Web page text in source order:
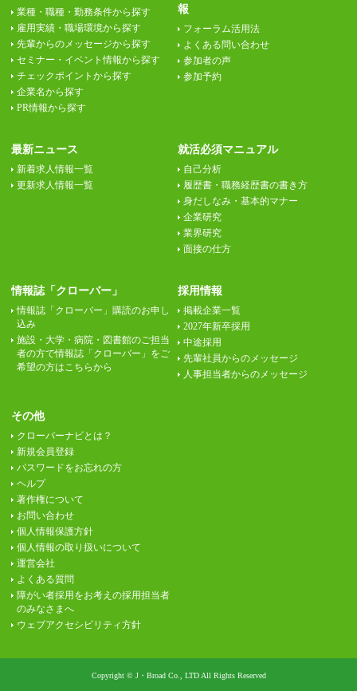
業種・職種・勤務条件から探す
雇用実績・職場環境から探す
先輩からのメッセージから探す
セミナー・イベント情報から探す
チェックポイントから探す
企業名から探す
PR情報から探す
報
フォーラム活用法
よくある問い合わせ
参加者の声
参加予約
最新ニュース
新着求人情報一覧
更新求人情報一覧
就活必須マニュアル
自己分析
履歴書・職務経歴書の書き方
身だしなみ・基本的マナー
企業研究
業界研究
面接の仕方
情報誌「クローバー」
情報誌「クローバー」購読のお申し
込み
施設・大学・病院・図書館のご担当
者の方で情報誌「クローバー」をご
希望の方はこちらから
採用情報
掲載企業一覧
2027年新卒採用
中途採用
先輩社員からのメッセージ
人事担当者からのメッセージ
その他
クローバーナビとは？
新規会員登録
パスワードをお忘れの方
ヘルプ
著作権について
お問い合わせ
個人情報保護方針
個人情報の取り扱いについて
運営会社
よくある質問
障がい者採用をお考えの採用担当者
のみなさまへ
ウェブアクセシビリティ方針
Copyright © J・Broad Co., LTD All Rights Reserved